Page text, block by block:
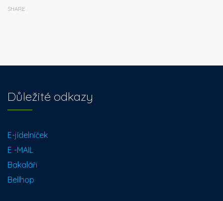
SHARE
Důležité odkazy
E-jídelníček
E -MAIL
Bakaláři
Bellhop